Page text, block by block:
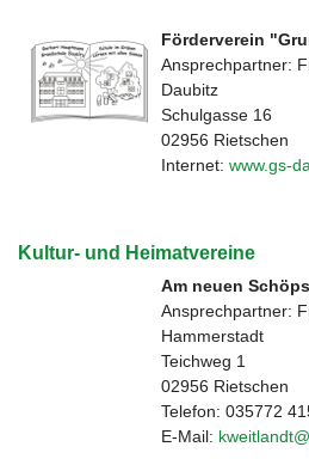
Förderverein
Ansprechpartner:
Daubitz
Schulgasse 16
02956 Rietschen
Internet: www.gs-
Kultur- und Heimatvereine
Am neuen
Ansprechpartner:
Hammerstadt
Teichweg 1
02956 Rietschen
Telefon: 035772
E-Mail: